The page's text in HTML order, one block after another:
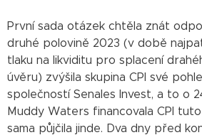
První sada otázek chtěla znát
druhé polovině 2023 (v době
tlaku na likviditu pro splacení
úvěru) zvýšila skupina CPI své
společností Senales Invest, a to o
Muddy Waters financovala CPI
sama půjčila jinde. Dva dny před